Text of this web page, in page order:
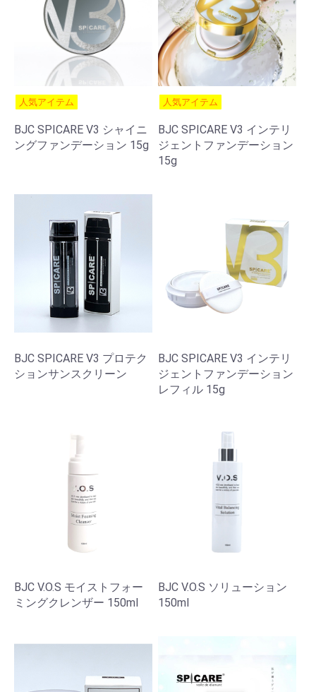
人気アイテム
BJC SPICARE V3 シャイニ
ングファンデーション 15g
人気アイテム
BJC SPICARE V3 インテリ
ジェントファンデーション
15g
BJC SPICARE V3 プロテク
ションサンスクリーン
BJC SPICARE V3 インテリ
ジェントファンデーション
レフィル 15g
BJC V.O.S モイストフォー
ミングクレンザー 150ml
BJC V.O.S ソリューション
150ml